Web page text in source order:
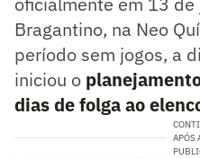
Bragantino, na Neo
período sem jogos, a
iniciou o
dias de folga ao
APÓS